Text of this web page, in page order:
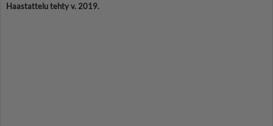
Haastattelu tehty v. 2019.